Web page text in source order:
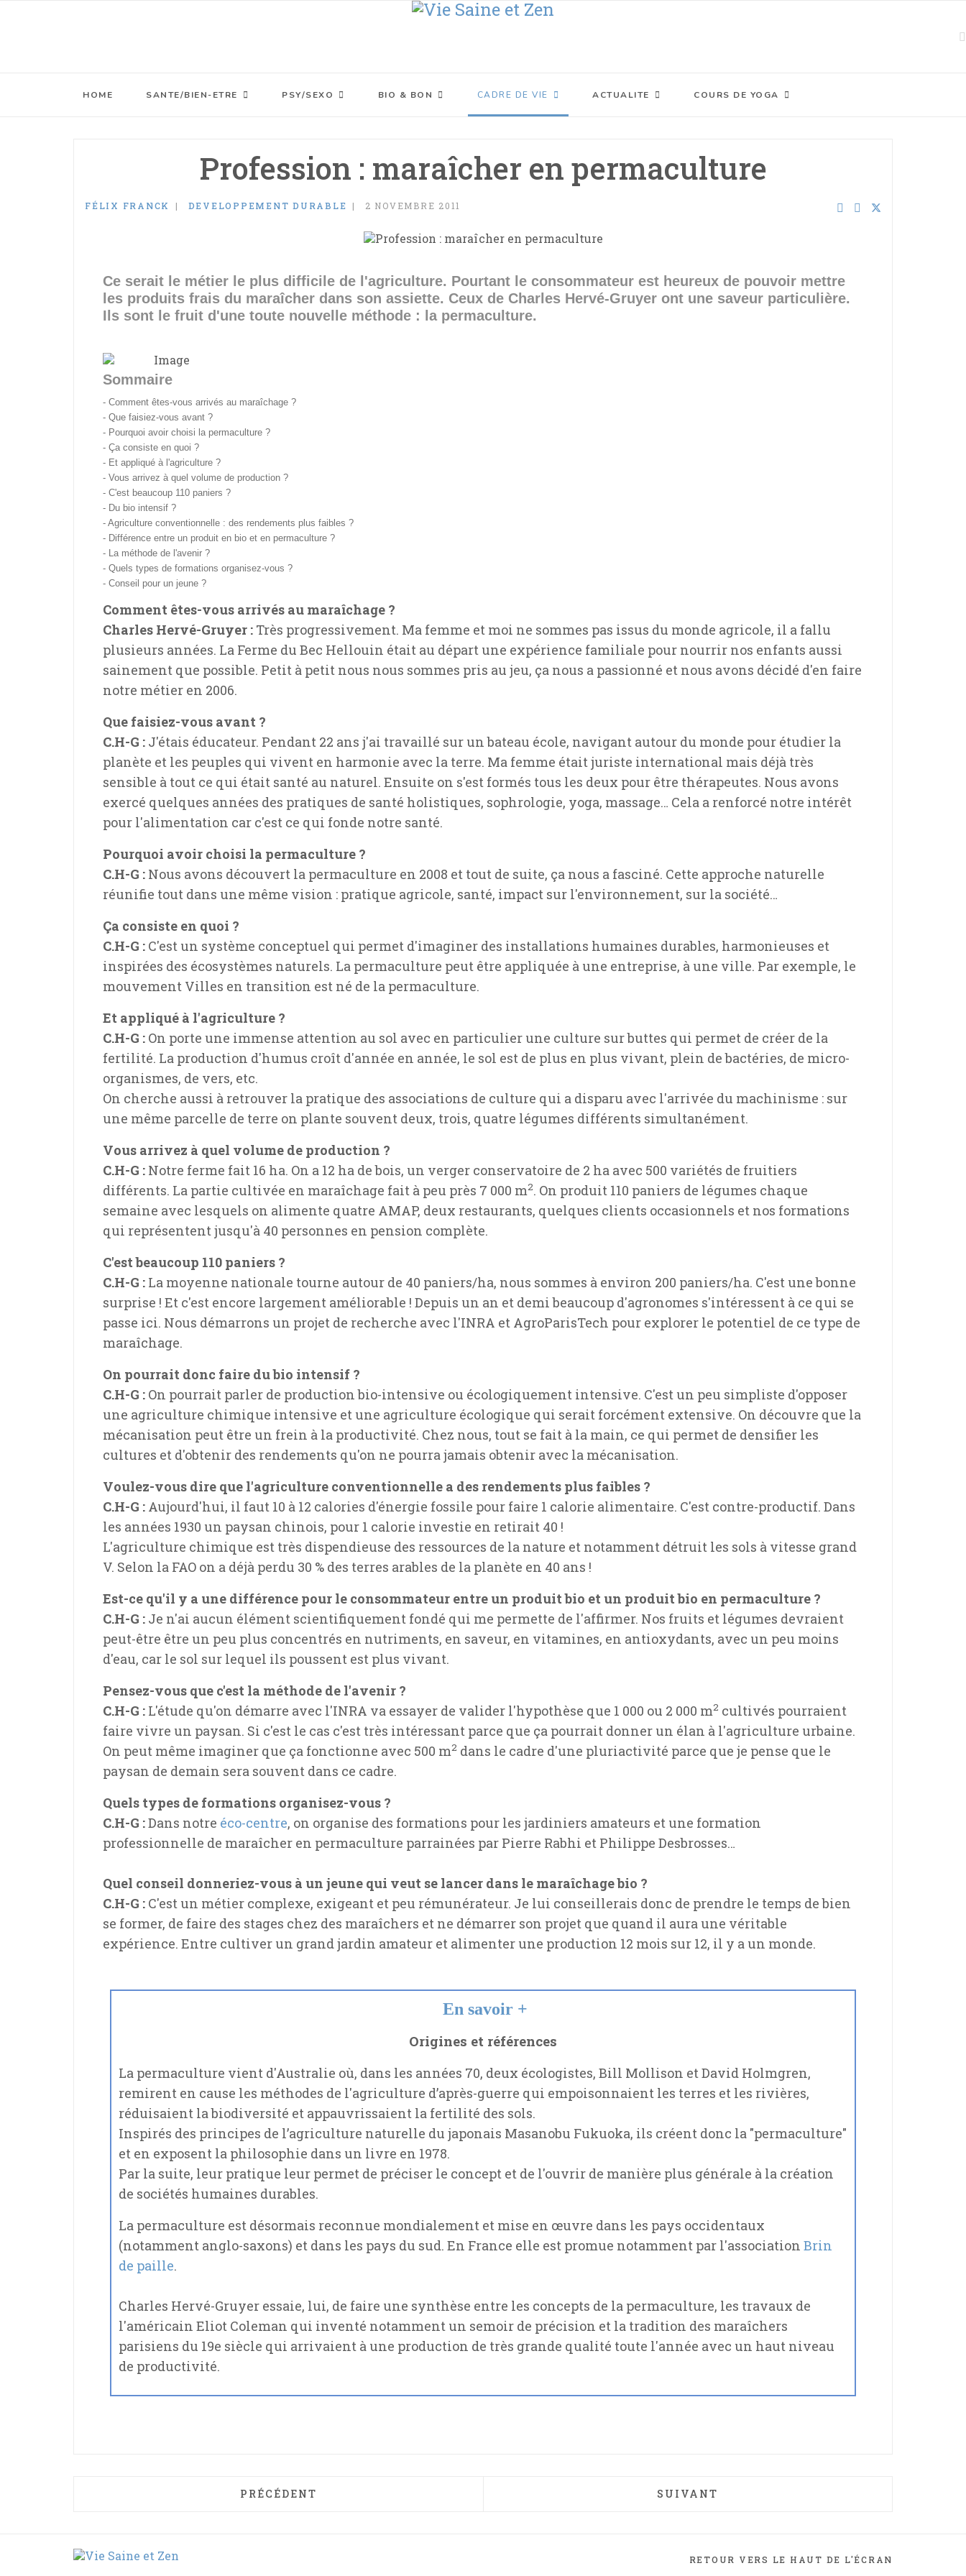
HOME SANTE/BIEN-ETRE PSY/SEXO BIO & BON CADRE DE VIE ACTUALITE COURS DE YOGA
Profession : maraîcher en permaculture
FÉLIX FRANCK DEVELOPPEMENT DURABLE 2 NOVEMBRE 2011
Ce serait le métier le plus difficile de l'agriculture. Pourtant le consommateur est heureux de pouvoir mettre
les produits frais du maraîcher dans son assiette. Ceux de Charles Hervé-Gruyer ont une saveur particulière.
Ils sont le fruit d'une toute nouvelle méthode : la permaculture.
Sommaire
- Comment êtes-vous arrivés au maraîchage ?
- Que faisiez-vous avant ?
- Pourquoi avoir choisi la permaculture ?
- Ça consiste en quoi ?
- Et appliqué à l'agriculture ?
- Vous arrivez à quel volume de production ?
- C'est beaucoup 110 paniers ?
- Du bio intensif ?
- Agriculture conventionnelle : des rendements plus faibles ?
- Différence entre un produit en bio et en permaculture ?
- La méthode de l'avenir ?
- Quels types de formations organisez-vous ?
- Conseil pour un jeune ?
Comment êtes-vous arrivés au maraîchage ?
Charles Hervé-Gruyer : Très progressivement. Ma femme et moi ne sommes pas issus du monde agricole, il a fallu
plusieurs années. La Ferme du Bec Hellouin était au départ une expérience familiale pour nourrir nos enfants aussi
sainement que possible. Petit à petit nous nous sommes pris au jeu, ça nous a passionné et nous avons décidé d'en faire
notre métier en 2006.
Que faisiez-vous avant ?
C.H-G : J'étais éducateur. Pendant 22 ans j'ai travaillé sur un bateau école, navigant autour du monde pour étudier la
planète et les peuples qui vivent en harmonie avec la terre. Ma femme était juriste international mais déjà très
sensible à tout ce qui était santé au naturel. Ensuite on s'est formés tous les deux pour être thérapeutes. Nous avons
exercé quelques années des pratiques de santé holistiques, sophrologie, yoga, massage… Cela a renforcé notre intérêt
pour l'alimentation car c'est ce qui fonde notre santé.
Pourquoi avoir choisi la permaculture ?
C.H-G : Nous avons découvert la permaculture en 2008 et tout de suite, ça nous a fasciné. Cette approche naturelle
réunifie tout dans une même vision : pratique agricole, santé, impact sur l'environnement, sur la société…
Ça consiste en quoi ?
C.H-G : C'est un système conceptuel qui permet d'imaginer des installations humaines durables, harmonieuses et
inspirées des écosystèmes naturels. La permaculture peut être appliquée à une entreprise, à une ville. Par exemple, le
mouvement Villes en transition est né de la permaculture.
Et appliqué à l'agriculture ?
C.H-G : On porte une immense attention au sol avec en particulier une culture sur buttes qui permet de créer de la
fertilité. La production d'humus croît d'année en année, le sol est de plus en plus vivant, plein de bactéries, de micro-
organismes, de vers, etc.
On cherche aussi à retrouver la pratique des associations de culture qui a disparu avec l'arrivée du machinisme : sur
une même parcelle de terre on plante souvent deux, trois, quatre légumes différents simultanément.
Vous arrivez à quel volume de production ?
C.H-G : Notre ferme fait 16 ha. On a 12 ha de bois, un verger conservatoire de 2 ha avec 500 variétés de fruitiers
différents. La partie cultivée en maraîchage fait à peu près 7 000 m2. On produit 110 paniers de légumes chaque
semaine avec lesquels on alimente quatre AMAP, deux restaurants, quelques clients occasionnels et nos formations
qui représentent jusqu'à 40 personnes en pension complète.
C'est beaucoup 110 paniers ?
C.H-G : La moyenne nationale tourne autour de 40 paniers/ha, nous sommes à environ 200 paniers/ha. C'est une bonne
surprise ! Et c'est encore largement améliorable ! Depuis un an et demi beaucoup d'agronomes s'intéressent à ce qui se
passe ici. Nous démarrons un projet de recherche avec l'INRA et AgroParisTech pour explorer le potentiel de ce type de
maraîchage.
On pourrait donc faire du bio intensif ?
C.H-G : On pourrait parler de production bio-intensive ou écologiquement intensive. C'est un peu simpliste d'opposer
une agriculture chimique intensive et une agriculture écologique qui serait forcément extensive. On découvre que la
mécanisation peut être un frein à la productivité. Chez nous, tout se fait à la main, ce qui permet de densifier les
cultures et d'obtenir des rendements qu'on ne pourra jamais obtenir avec la mécanisation.
Voulez-vous dire que l'agriculture conventionnelle a des rendements plus faibles ?
C.H-G : Aujourd'hui, il faut 10 à 12 calories d'énergie fossile pour faire 1 calorie alimentaire. C'est contre-productif. Dans
les années 1930 un paysan chinois, pour 1 calorie investie en retirait 40 !
L'agriculture chimique est très dispendieuse des ressources de la nature et notamment détruit les sols à vitesse grand
V. Selon la FAO on a déjà perdu 30 % des terres arables de la planète en 40 ans !
Est-ce qu'il y a une différence pour le consommateur entre un produit bio et un produit bio en permaculture ?
C.H-G : Je n'ai aucun élément scientifiquement fondé qui me permette de l'affirmer. Nos fruits et légumes devraient
peut-être être un peu plus concentrés en nutriments, en saveur, en vitamines, en antioxydants, avec un peu moins
d'eau, car le sol sur lequel ils poussent est plus vivant.
Pensez-vous que c'est la méthode de l'avenir ?
C.H-G : L'étude qu'on démarre avec l'INRA va essayer de valider l'hypothèse que 1 000 ou 2 000 m2 cultivés pourraient
faire vivre un paysan. Si c'est le cas c'est très intéressant parce que ça pourrait donner un élan à l'agriculture urbaine.
On peut même imaginer que ça fonctionne avec 500 m2 dans le cadre d'une pluriactivité parce que je pense que le
paysan de demain sera souvent dans ce cadre.
Quels types de formations organisez-vous ?
C.H-G :Dans notre éco-centre, on organise des formations pour les jardiniers amateurs et une formation
professionnelle de maraîcher en permaculture parrainées par Pierre Rabhi et Philippe Desbrosses…
Quel conseil donneriez-vous à un jeune qui veut se lancer dans le maraîchage bio ?
C.H-G : C'est un métier complexe, exigeant et peu rémunérateur. Je lui conseillerais donc de prendre le temps de bien
se former, de faire des stages chez des maraîchers et ne démarrer son projet que quand il aura une véritable
expérience. Entre cultiver un grand jardin amateur et alimenter une production 12 mois sur 12, il y a un monde.
En savoir +
Origines et références
La permaculture vient d'Australie où, dans les années 70, deux écologistes, Bill Mollison et David Holmgren,
remirent en cause les méthodes de l'agriculture d’après-guerre qui empoisonnaient les terres et les rivières,
réduisaient la biodiversité et appauvrissaient la fertilité des sols.
Inspirés des principes de l’agriculture naturelle du japonais Masanobu Fukuoka, ils créent donc la "permaculture"
et en exposent la philosophie dans un livre en 1978.
Par la suite, leur pratique leur permet de préciser le concept et de l'ouvrir de manière plus générale à la création
de sociétés humaines durables.
La permaculture est désormais reconnue mondialement et mise en œuvre dans les pays occidentaux
(notamment anglo-saxons) et dans les pays du sud. En France elle est promue notamment par l'association Brin
de paille.
Charles Hervé-Gruyer essaie, lui, de faire une synthèse entre les concepts de la permaculture, les travaux de
l'américain Eliot Coleman qui inventé notamment un semoir de précision et la tradition des maraîchers
parisiens du 19e siècle qui arrivaient à une production de très grande qualité toute l'année avec un haut niveau
de productivité.
ARTICLE PRÉCÉDENT : L'ÉCONOMIE POSITIVE, C'EST POSSIBLE
PRÉCÉDENT ARTICLE SUIVANT : L'ÉPARGNE SOLIDAIRE :
SUIVANT
RETOUR VERS LE HAUT DE L'ÉCRAN